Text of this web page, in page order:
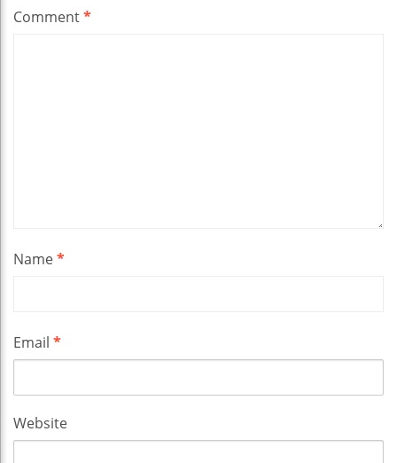
Comment*
Name*
Email *
Website